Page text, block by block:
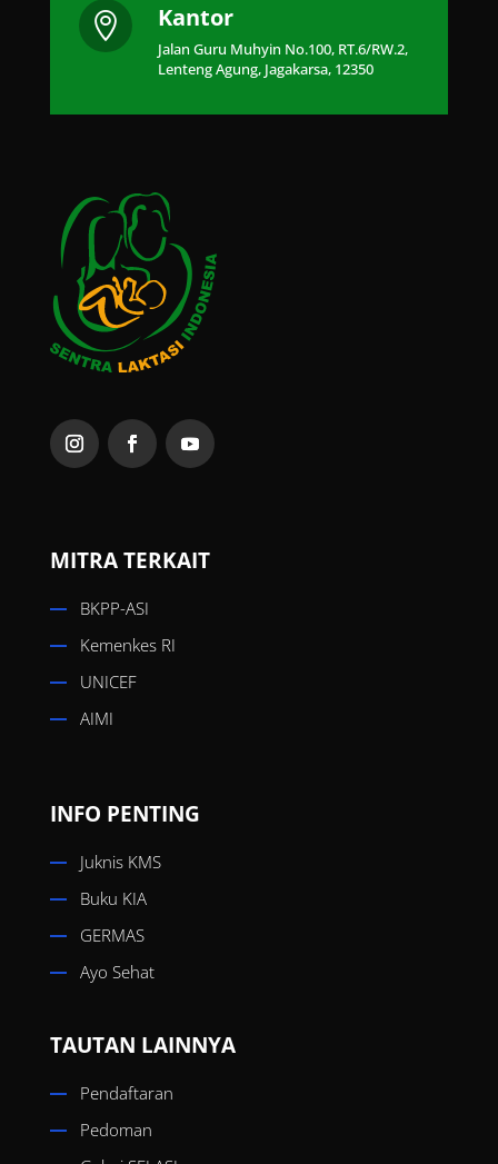
 Kantor
Jalan Guru Muhyin No.100, RT.6/RW.2,
Lenteng Agung, Jagakarsa, 12350
MITRA TERKAIT
BKPP-ASI
Kemenkes RI
UNICEF
AIMI
INFO PENTING
Juknis KMS
Buku KIA
GERMAS
Ayo Sehat
TAUTAN LAINNYA
Pendaftaran
Pedoman